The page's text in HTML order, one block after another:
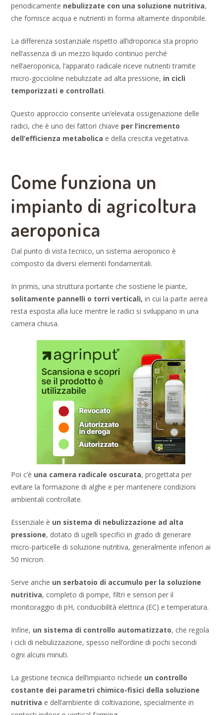
periodicamente nebulizzate con una soluzione nutritiva,
che fornisce acqua e nutrienti in forma altamente disponibile.
La differenza sostanziale rispetto all’idroponica sta proprio
nell’assenza di un mezzo liquido continuo perché
nell’aeroponica, l’apparato radicale riceve nutrienti tramite
micro-goccioline nebulizzate ad alta pressione, in cicli
temporizzati e controllati.
Questo approccio consente un’elevata ossigenazione delle
radici, che è uno dei fattori chiave per l’incremento
dell’efficienza metabolica e della crescita vegetativa.
Come funziona un
impianto di agricoltura
aeroponica
Dal punto di vista tecnico, un sistema aeroponico è
composto da diversi elementi fondamentali.
In primis, una struttura portante che sostiene le piante,
solitamente pannelli o torri verticali, in cui la parte aerea
resta esposta alla luce mentre le radici si sviluppano in una
camera chiusa.
Poi c’è una camera radicale oscurata, progettata per
evitare la formazione di alghe e per mantenere condizioni
ambientali controllate.
Essenziale è un sistema di nebulizzazione ad alta
pressione, dotato di ugelli specifici in grado di generare
micro-particelle di soluzione nutritiva, generalmente inferiori ai
50 micron.
Serve anche un serbatoio di accumulo per la soluzione
nutritiva, completo di pompe, filtri e sensori per il
monitoraggio di pH, conducibilità elettrica (EC) e temperatura.
Infine, un sistema di controllo automatizzato, che regola
i cicli di nebulizzazione, spesso nell’ordine di pochi secondi
ogni alcuni minuti.
La gestione tecnica dell’impianto richiede un controllo
costante dei parametri chimico-fisici della soluzione
nutritiva e dell’ambiente di coltivazione, specialmente in